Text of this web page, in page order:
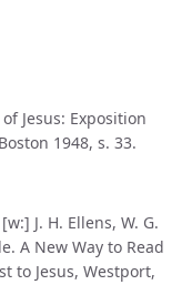
Jesus: Exposition
1948, s. 33.
J. H. Ellens, W. G.
A New Way to Read
to Jesus, Westport,